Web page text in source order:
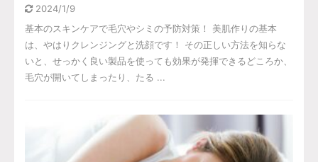
2024/1/9
基本のスキンケアで毛穴やシミの予防対策！ 美肌作りの基本
は、やはりクレンジングと洗顔です！ その正しい方法を知らな
いと、せっかく良い製品を使っても効果が発揮できるどころか、
毛穴が開いてしまったり、たる ...